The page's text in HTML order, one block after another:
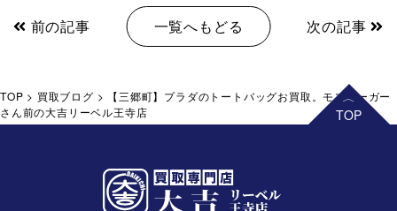
前の記事 一覧へもどる 次の記事
TOP > 買取ブログ >
【三郷町】プラダのトートバッグお買取。モスバーガー
さん前の大吉リーベル王寺店